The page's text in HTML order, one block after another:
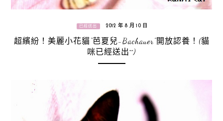
已經送出 2012 年 8 月 10 日
超繽紛！美麗小花貓“芭夏兒-Bachauer”開放認養！(貓
咪已經送出^^)